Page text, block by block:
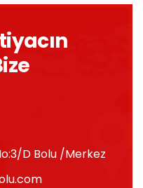
D Bolu /Merkez